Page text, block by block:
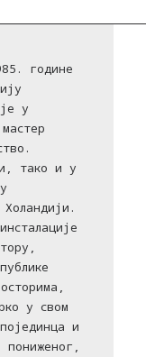
године
у
тако и у
у свом
и